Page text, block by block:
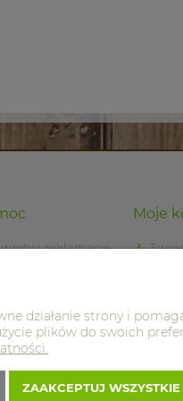
i reklamacje
Moje
działanie strony i
plików do swoich
ZAAKCEPTUJ WSZYSTKIE